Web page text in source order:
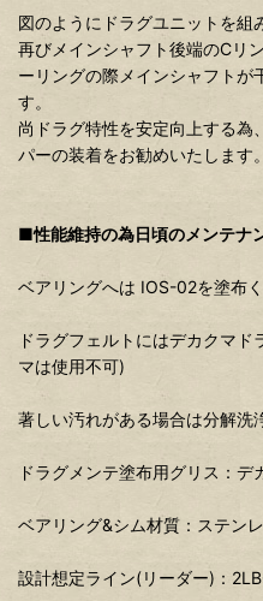
図のようにドラグユニットを組
再びメインシャフト後端のCリ
ーリングの際メインシャフトが
す。
尚ドラグ特性を安定向上する為
パーの装着をお勧めいたします。
■性能維持の為日頃のメンテナ
ベアリングへは IOS-02を塗布く
ドラグフェルトにはデカクマ
マは使用不可)
著しい汚れがある場合は分解洗
ドラグメンテ塗布用グリス：
ベアリング&シム材質：ステン
設計想定ライン(リーダー)：